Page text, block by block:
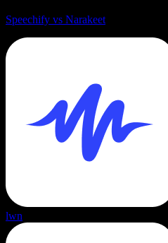
Speechify vs Narakeet
lwn